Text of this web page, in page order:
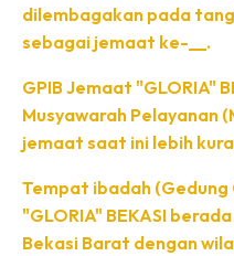
dilembagakan pada
sebagai jemaat ke-__.
GPIB Jemaat "GLORIA"
Musyawarah Pelayanan
jemaat saat ini lebih
Tempat ibadah (Gedung
"GLORIA" BEKASI
Bekasi Barat dengan